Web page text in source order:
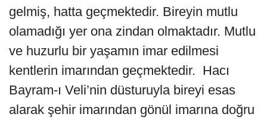
gelmiş, hatta geçmektedir. Bireyin mutlu
olamadığı yer ona zindan olmaktadır. Mutlu
ve huzurlu bir yaşamın imar edilmesi
kentlerin imarından geçmektedir. Hacı
Bayram-ı Veli’nin düsturuyla bireyi esas
alarak şehir imarından gönül imarına doğru